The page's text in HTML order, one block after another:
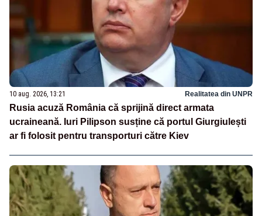
10 aug. 2026, 13:21 Realitatea din UNPR
Rusia acuză România că sprijină direct armata
ucraineană. Iuri Pilipson susține că portul Giurgiulești
ar fi folosit pentru transporturi către Kiev